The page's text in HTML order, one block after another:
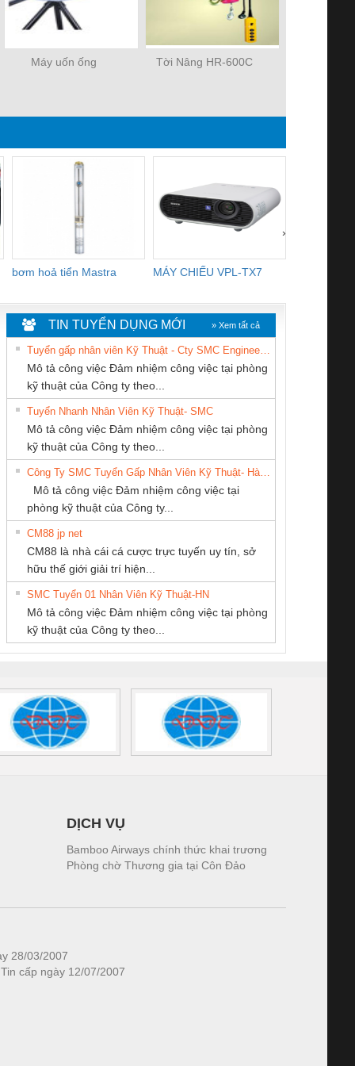
Máy uốn ống Tời Nâng HR-600C
bơm hoả tiển Mastra MÁY CHIẾU VPL-TX7
›
An Toàn
Contact
– PSR-
SCP-
FSP/2X1/1X2
sát chuỗi
tấm pin
16I+
(2502520000)
Bộ giám sát chuỗi
tấm pin
TRANSCLINIC 16I+
1K5 L (2433950000)
Bộ giám sát dòng
TRANSCLINIC 16I+
(2008130000)
Bộ chỉnh lưu nguồn
điện TRANSCLINIC
BKE 1K5.4
(7791400879)2. Giá
Nẹp nhôm chống
trơn Đà Nẵng
TY TNHH
DV DAI DONG
Cty TNHH TM QC
Ba Miền
CÔNG TY CỔ
TIẾN HƯNG
TY CP TỰ
TIẾN
Thương Mại SX
Ba Miền
company LTD
TIN TUYỂN DỤNG MỚI » Xem tất cả
Mô tả công việc Đảm nhiệm công việc tại phòng
kỹ thuật của Công ty theo...
Tuyển Nhanh Nhân Viên Kỹ Thuật- SMC
Mô tả công việc Đảm nhiệm công việc tại phòng
kỹ thuật của Công ty theo...
Mô tả công việc Đảm nhiệm công việc tại
phòng kỹ thuật của Công ty...
CM88 jp net
CM88 là nhà cái cá cược trực tuyến uy tín, sở
hữu thế giới giải trí hiện...
SMC Tuyển 01 Nhân Viên Kỹ Thuật-HN
Mô tả công việc Đảm nhiệm công việc tại phòng
kỹ thuật của Công ty theo...
DỊCH VỤ
Bamboo Airways chính thức khai trương
Phòng chờ Thương gia tại Côn Đảo
28/03/2007
cấp ngày 12/07/2007